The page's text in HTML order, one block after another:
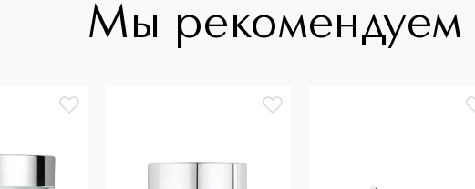
Мы рекомендуем